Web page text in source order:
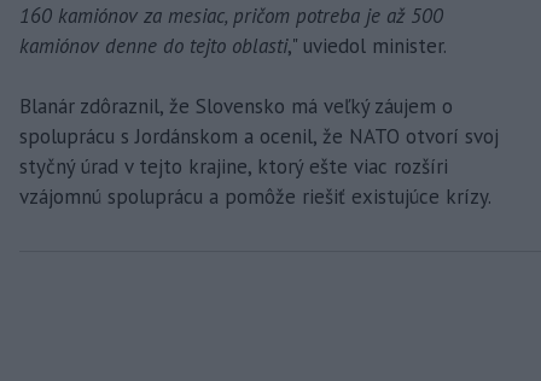
160 kamiónov za mesiac, pričom potreba je až 500
kamiónov denne do tejto oblasti," uviedol minister.
Blanár zdôraznil, že Slovensko má veľký záujem o
spoluprácu s Jordánskom a ocenil, že NATO otvorí svoj
styčný úrad v tejto krajine, ktorý ešte viac rozšíri
vzájomnú spoluprácu a pomôže riešiť existujúce krízy.